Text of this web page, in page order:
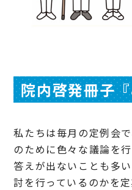
院内啓発冊子
私たちは毎月の定例会
のために色々な議論を行
答えが出ないことも多
討を行っているのかを